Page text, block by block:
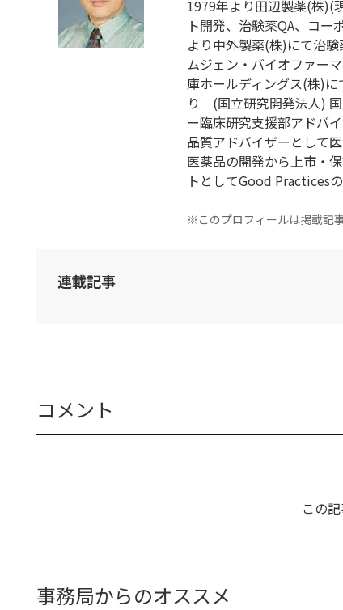
1979年より田辺製薬(株)(
ト開発、治験薬QA、コ
より中外製薬(株)にて治
ムジェン・バイオファー
庫ホールディングス(株)
り (国立研究開発法人) 国
ー臨床研究支援部アドバ
品質アドバイザーとして
医薬品の開発から上市・
トとしてGood Practices
※このプロフィールは掲載記
連載記事
コメント
この
事務局からのオススメ